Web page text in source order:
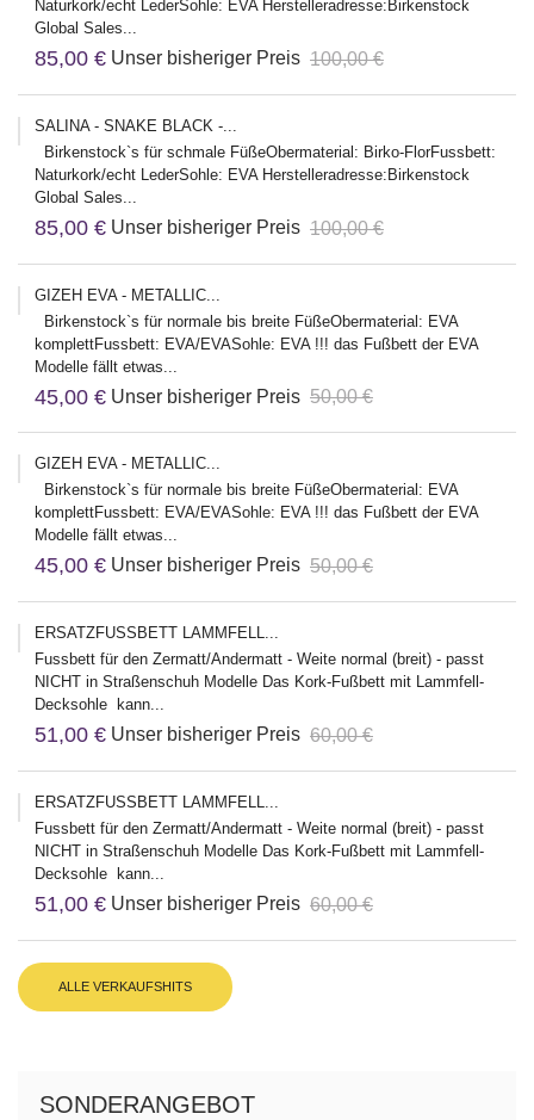
Naturkork/echt LederSohle: EVA Herstelleradresse:Birkenstock
Global Sales...
85,00 € Unser bisheriger Preis 100,00 €
SALINA - SNAKE BLACK -...
Birkenstock`s für schmale FüßeObermaterial: Birko-FlorFussbett:
Naturkork/echt LederSohle: EVA Herstelleradresse:Birkenstock
Global Sales...
85,00 € Unser bisheriger Preis 100,00 €
GIZEH EVA - METALLIC...
Birkenstock`s für normale bis breite FüßeObermaterial: EVA
komplettFussbett: EVA/EVASohle: EVA !!! das Fußbett der EVA
Modelle fällt etwas...
45,00 € Unser bisheriger Preis 50,00 €
GIZEH EVA - METALLIC...
Birkenstock`s für normale bis breite FüßeObermaterial: EVA
komplettFussbett: EVA/EVASohle: EVA !!! das Fußbett der EVA
Modelle fällt etwas...
45,00 € Unser bisheriger Preis 50,00 €
ERSATZFUSSBETT LAMMFELL...
Fussbett für den Zermatt/Andermatt - Weite normal (breit) - passt
NICHT in Straßenschuh Modelle Das Kork-Fußbett mit Lammfell-
Decksohle kann...
51,00 € Unser bisheriger Preis 60,00 €
ERSATZFUSSBETT LAMMFELL...
Fussbett für den Zermatt/Andermatt - Weite normal (breit) - passt
NICHT in Straßenschuh Modelle Das Kork-Fußbett mit Lammfell-
Decksohle kann...
51,00 € Unser bisheriger Preis 60,00 €
ALLE VERKAUFSHITS
SONDERANGEBOT